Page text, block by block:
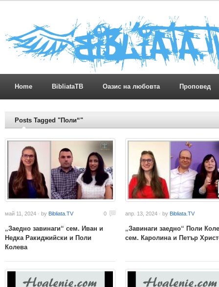
Home BibliataTB Оазис на любовта Проповед
Posts Tagged "Поли“"
май 11, 2024 · by Bibliata.TV 0
„Заедно завинаги“ сем. Иван и
Недка Ракиджийски и Поли
Колева
апр. 13, 2024 · by Bibliata.TV
„Завинаги заедно“ Поли
сем. Каролина и Петър